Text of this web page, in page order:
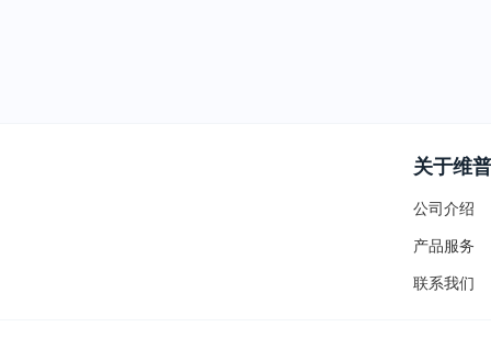
关于维普
公司介绍
产品服务
联系我们